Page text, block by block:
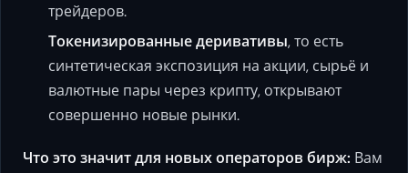
трейдеров.
Токенизированные деривативы, то есть
синтетическая экспозиция на акции, сырьё и
валютные пары через крипту, открывают
совершенно новые рынки.
Что это значит для новых операторов бирж: Вам